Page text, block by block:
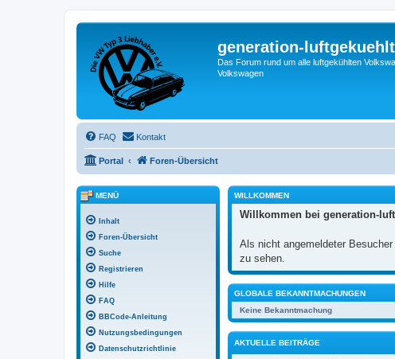
generation-
Das Forum rund um alle luftgekühlten
Volkswagen
FAQ Kontakt
Portal Foren-Übersicht
WILLKOMMEN
Willkommen bei generation-
Als nicht angemeldeter
zu sehen.
GLOBALE BEKANNTMACHUNGEN
Keine Bekanntmachung
AKTUELLE BEITRÄGE
MENÜ
Inhalt
Foren-Übersicht
Suche
Registrieren
Hilfe
FAQ
BBCode-Anleitung
Nutzungsbedingungen
Datenschutzrichtlinie